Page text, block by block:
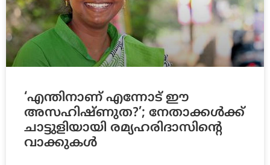
‘എന്തിനാണ് എന്നോട് ഈ
അസഹിഷ്ണുത?’; നേതാക്കള്‍ക്ക്
ചാട്ടുളിയായി രമ്യഹരിദാസിന്റെ
വാക്കുകള്‍